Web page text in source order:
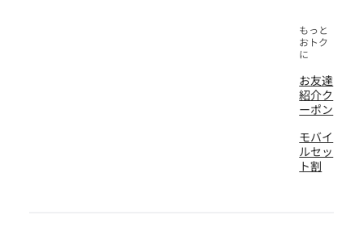
もっと
おトク
に
お友達
紹介ク
ーポン
モバイ
ルセッ
ト割